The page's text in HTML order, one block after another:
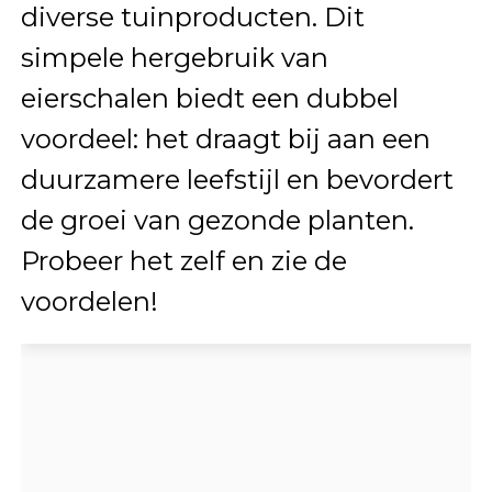
diverse tuinproducten. Dit
simpele hergebruik van
eierschalen biedt een dubbel
voordeel: het draagt bij aan een
duurzamere leefstijl en bevordert
de groei van gezonde planten.
Probeer het zelf en zie de
voordelen!